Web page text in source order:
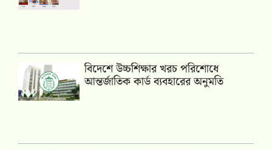
বিদেশে উচ্চশিক্ষার খরচ পরিশোধে
আন্তর্জাতিক কার্ড ব্যবহারের অনুমতি